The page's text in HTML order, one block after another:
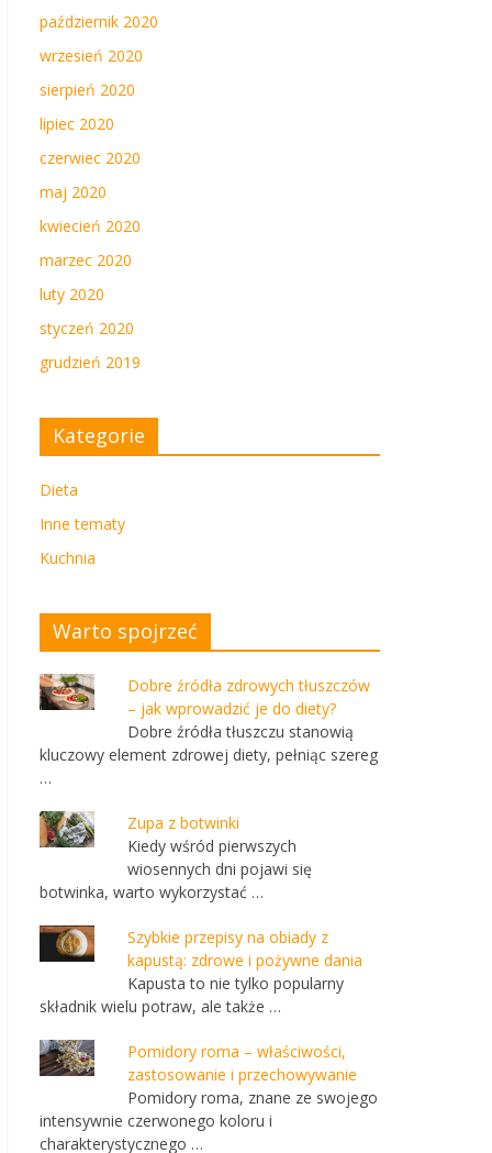
październik 2020
wrzesień 2020
sierpień 2020
lipiec 2020
czerwiec 2020
maj 2020
kwiecień 2020
marzec 2020
luty 2020
styczeń 2020
grudzień 2019
Kategorie
Dieta
Inne tematy
Kuchnia
Warto spojrzeć
Dobre źródła zdrowych tłuszczów
– jak wprowadzić je do diety?
Dobre źródła tłuszczu stanowią
kluczowy element zdrowej diety, pełniąc szereg
…
Zupa z botwinki
Kiedy wśród pierwszych
wiosennych dni pojawi się
botwinka, warto wykorzystać …
Szybkie przepisy na obiady z
kapustą: zdrowe i pożywne dania
Kapusta to nie tylko popularny
składnik wielu potraw, ale także …
Pomidory roma – właściwości,
zastosowanie i przechowywanie
Pomidory roma, znane ze swojego
intensywnie czerwonego koloru i
charakterystycznego …